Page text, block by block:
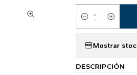
Cantidad
Mostrar
DESCRIPCIÓN